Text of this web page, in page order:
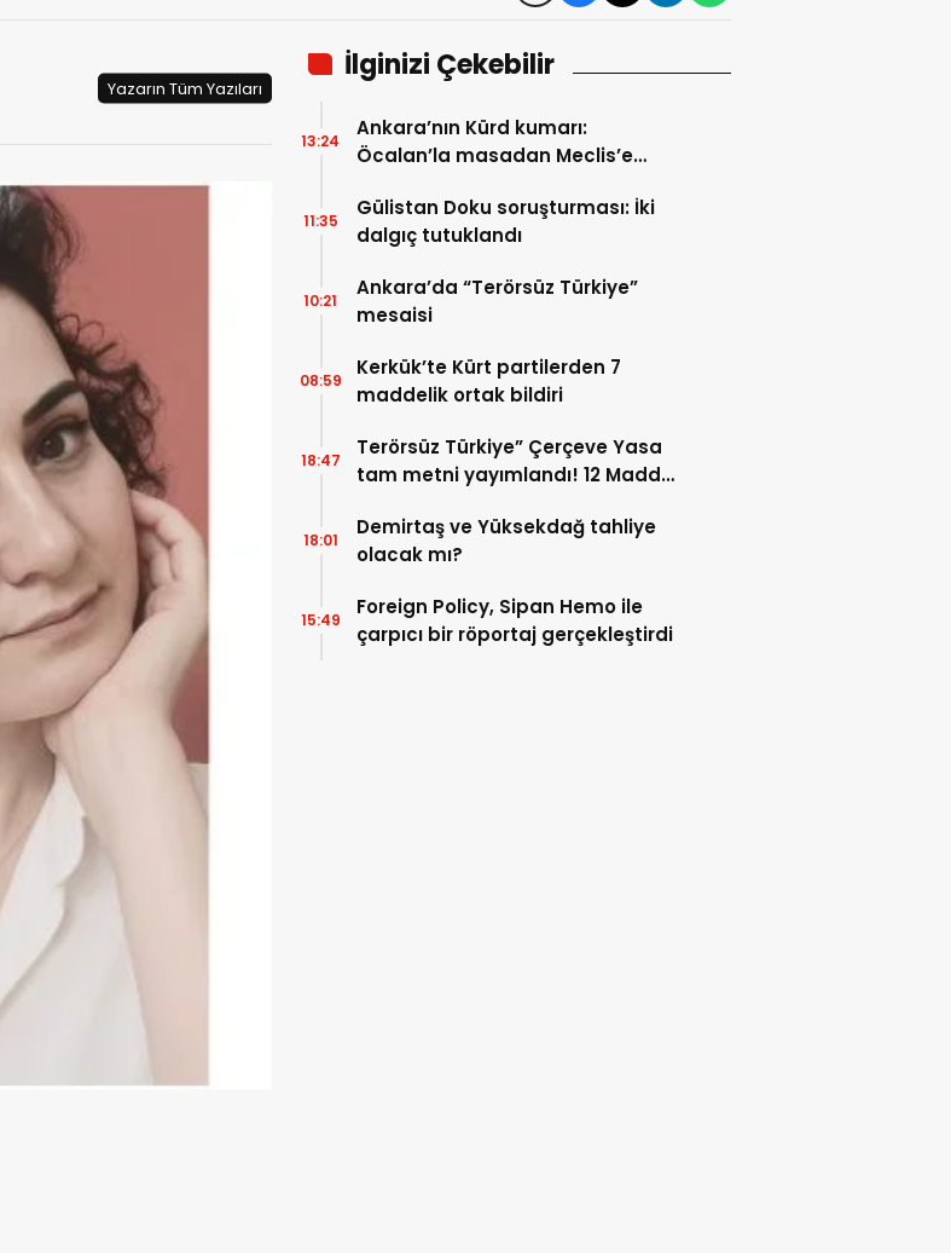
Yazarın Tüm Yazıları
İlginizi Çekebilir
Ankara’nın Kürd kumarı:
Öcalan’la masadan Meclis’e
13:24
Gülistan Doku soruşturması: İki
dalgıç tutuklandı
11:35
Ankara’da “Terörsüz Türkiye”
mesaisi
10:21
Kerkük’te Kürt partilerden 7
maddelik ortak bildiri
08:59
Terörsüz Türkiye” Çerçeve Yasa
tam metni yayımlandı! 12 Madde
18:47
Demirtaş ve Yüksekdağ tahliye
olacak mı?
18:01
Foreign Policy, Sipan Hemo ile
çarpıcı bir röportaj gerçekleştirdi
15:49